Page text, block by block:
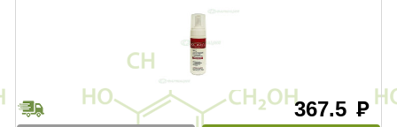
367.5 руб